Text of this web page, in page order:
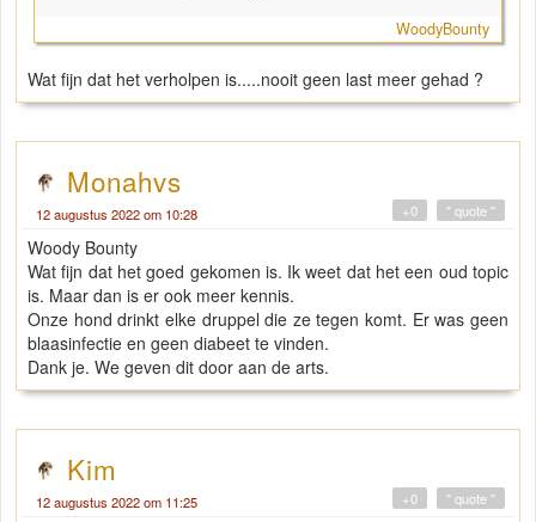
WoodyBounty
Wat fijn dat het verholpen is.....nooit geen last meer gehad ?
Monahvs
12 augustus 2022 om 10:28 " quote "
+0
Woody Bounty
Wat fijn dat het goed gekomen is. Ik weet dat het een oud topic
is. Maar dan is er ook meer kennis.
Onze hond drinkt elke druppel die ze tegen komt. Er was geen
blaasinfectie en geen diabeet te vinden.
Dank je. We geven dit door aan de arts.
Kim
12 augustus 2022 om 11:25 " quote "
+0